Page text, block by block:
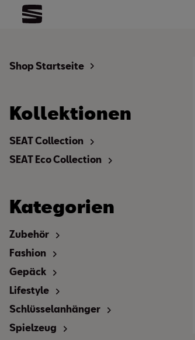
Shop Startseite
Kollektionen
SEAT Collection
SEAT Eco Collection
Kategorien
Zubehör
Fashion
Gepäck
Lifestyle
Schlüsselanhänger
Spielzeug